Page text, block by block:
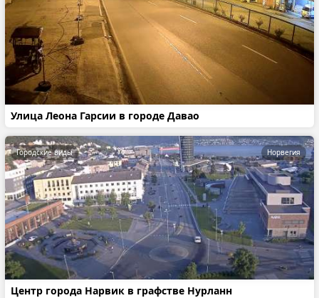
Улица Леона Гарсии в городе Давао
Центр города Нарвик в графстве Нурланн
Городские виды Норвегия